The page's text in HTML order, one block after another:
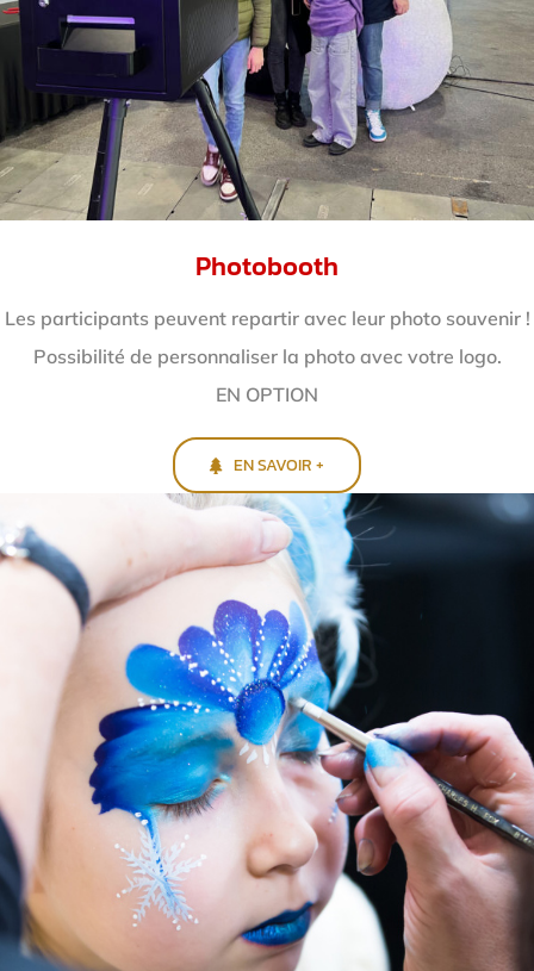
Photobooth
Les participants peuvent repartir avec leur photo souvenir !
Possibilité de personnaliser la photo avec votre logo.
EN OPTION
EN SAVOIR +